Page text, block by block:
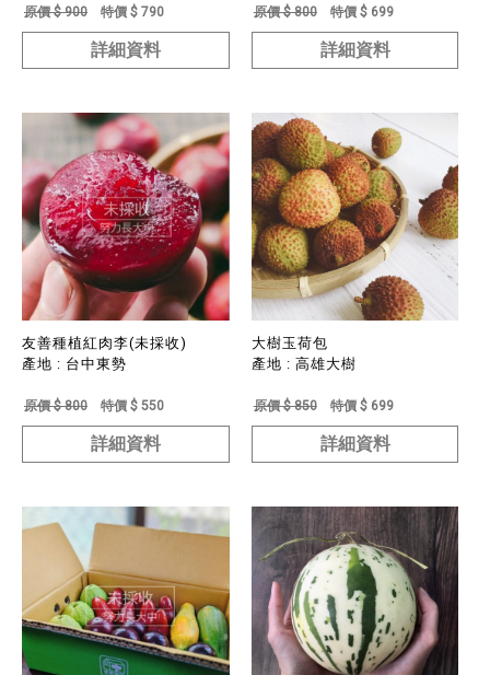
原價 $ 900 特價 $ 790
詳細資料
原價 $ 800 特價 $ 699
詳細資料
友善種植紅肉李(未採收)
產地 : 台中東勢
原價 $ 800 特價 $ 550
詳細資料
大樹玉荷包
產地 : 高雄大樹
原價 $ 850 特價 $ 699
詳細資料